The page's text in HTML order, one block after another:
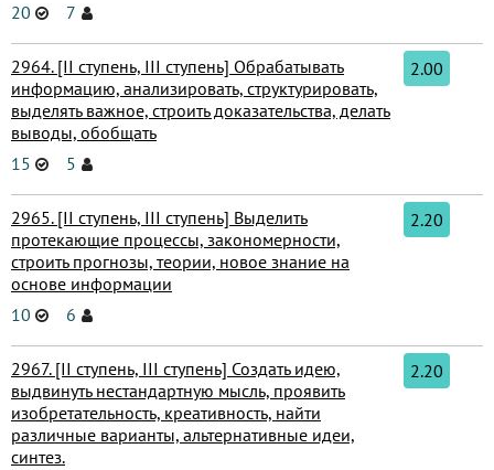
20
7
2964. [II ступень, III ступень] Обрабатывать
информацию, анализировать, структурировать,
выделять важное, строить доказательства, делать
выводы, обобщать
15
5
2.00
2965. [II ступень, III ступень] Выделить
протекающие процессы, закономерности,
строить прогнозы, теории, новое знание на
основе информации
10
6
2.20
2967. [II ступень, III ступень] Создать идею,
выдвинуть нестандартную мысль, проявить
изобретательность, креативность, найти
различные варианты, альтернативные идеи,
синтез.
2.20